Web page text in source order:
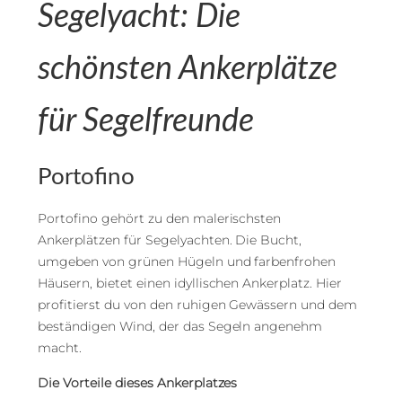
Segelyacht: Die
schönsten Ankerplätze
für Segelfreunde
Portofino
Portofino gehört zu den malerischsten
Ankerplätzen für Segelyachten. Die Bucht,
umgeben von grünen Hügeln und farbenfrohen
Häusern, bietet einen idyllischen Ankerplatz. Hier
profitierst du von den ruhigen Gewässern und dem
beständigen Wind, der das Segeln angenehm
macht.
Die Vorteile dieses Ankerplatzes